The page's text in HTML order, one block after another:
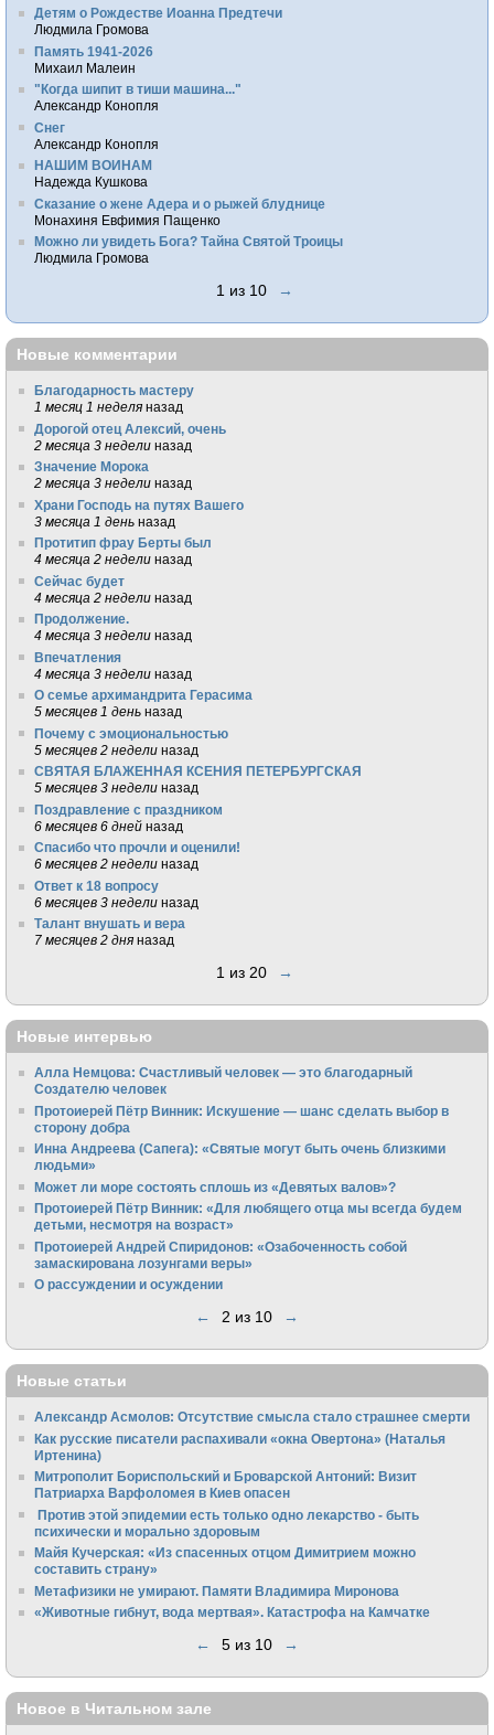
Детям о Рождестве Иоанна Предтечи
Людмила Громова
Память 1941-2026
Михаил Малеин
"Когда шипит в тиши машина..."
Александр Конопля
Снег
Александр Конопля
НАШИМ ВОИНАМ
Надежда Кушкова
Сказание о жене Адера и о рыжей блуднице
Монахиня Евфимия Пащенко
Можно ли увидеть Бога? Тайна Святой Троицы
Людмила Громова
1 из 10 →
Новые комментарии
Благодарность мастеру
1 месяц 1 неделя назад
Дорогой отец Алексий, очень
2 месяца 3 недели назад
Значение Морока
2 месяца 3 недели назад
Храни Господь на путях Вашего
3 месяца 1 день назад
Протитип фрау Берты был
4 месяца 2 недели назад
Сейчас будет
4 месяца 2 недели назад
Продолжение.
4 месяца 3 недели назад
Впечатления
4 месяца 3 недели назад
О семье архимандрита Герасима
5 месяцев 1 день назад
Почему с эмоциональностью
5 месяцев 2 недели назад
СВЯТАЯ БЛАЖЕННАЯ КСЕНИЯ ПЕТЕРБУРГСКАЯ
5 месяцев 3 недели назад
Поздравление с праздником
6 месяцев 6 дней назад
Спасибо что прочли и оценили!
6 месяцев 2 недели назад
Ответ к 18 вопросу
6 месяцев 3 недели назад
Талант внушать и вера
7 месяцев 2 дня назад
1 из 20 →
Новые интервью
Алла Немцова: Счастливый человек — это благодарный
Создателю человек
Протоиерей Пётр Винник: Искушение — шанс сделать выбор в
сторону добра
Инна Андреева (Сапега): «Святые могут быть очень близкими
людьми»
Может ли море состоять сплошь из «Девятых валов»?
Протоиерей Пётр Винник: «Для любящего отца мы всегда будем
детьми, несмотря на возраст»
Протоиерей Андрей Спиридонов: «Озабоченность собой
замаскирована лозунгами веры»
О рассуждении и осуждении
← 2 из 10 →
Новые статьи
Александр Асмолов: Отсутствие смысла стало страшнее смерти
Как русские писатели распахивали «окна Овертона» (Наталья
Иртенина)
Митрополит Бориспольский и Броварской Антоний: Визит
Патриарха Варфоломея в Киев опасен
Против этой эпидемии есть только одно лекарство - быть
психически и морально здоровым
Майя Кучерская: «Из спасенных отцом Димитрием можно
составить страну»
Метафизики не умирают. Памяти Владимира Миронова
«Животные гибнут, вода мертвая». Катастрофа на Камчатке
← 5 из 10 →
Новое в Читальном зале